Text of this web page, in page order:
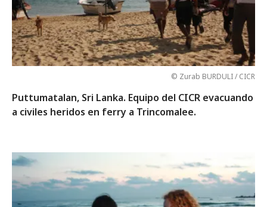
© Zurab BURDULI / CICR
Puttumatalan, Sri Lanka. Equipo del CICR evacuando
a civiles heridos en ferry a Trincomalee.